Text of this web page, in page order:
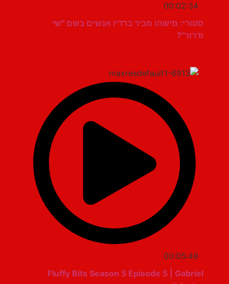
00:02:34
סטורי: מישהו מכיר ברדיו אנשים בשם "שי
ודרור"?
00:05:49
Fluffy Bits Season 5 Episode 5 | Gabriel